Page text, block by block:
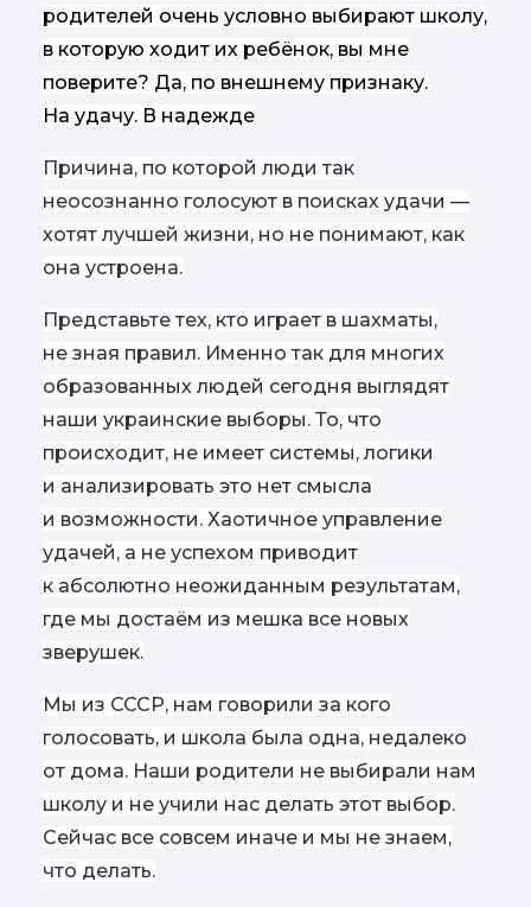
родителей очень условно выбирают школу,
в которую ходит их ребёнок, вы мне
поверите? Да, по внешнему признаку.
На удачу. В надежде
Причина, по которой люди так
неосознанно голосуют в поисках удачи —
хотят лучшей жизни, но не понимают, как
она устроена.
Представьте тех, кто играет в шахматы,
не зная правил. Именно так для многих
образованных людей сегодня выглядят
наши украинские выборы. То, что
происходит, не имеет системы, логики
и анализировать это нет смысла
и возможности. Хаотичное управление
удачей, а не успехом приводит
к абсолютно неожиданным результатам,
где мы достаём из мешка все новых
зверушек.
Мы из СССР, нам говорили за кого
голосовать, и школа была одна, недалеко
от дома. Наши родители не выбирали нам
школу и не учили нас делать этот выбор.
Сейчас все совсем иначе и мы не знаем,
что делать.